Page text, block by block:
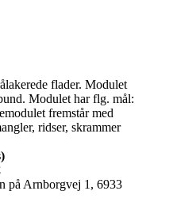
flader. Modulet
Modulet har flg. mål:
fremstår med
ridser, skrammer
på Arnborgvej 1, 6933